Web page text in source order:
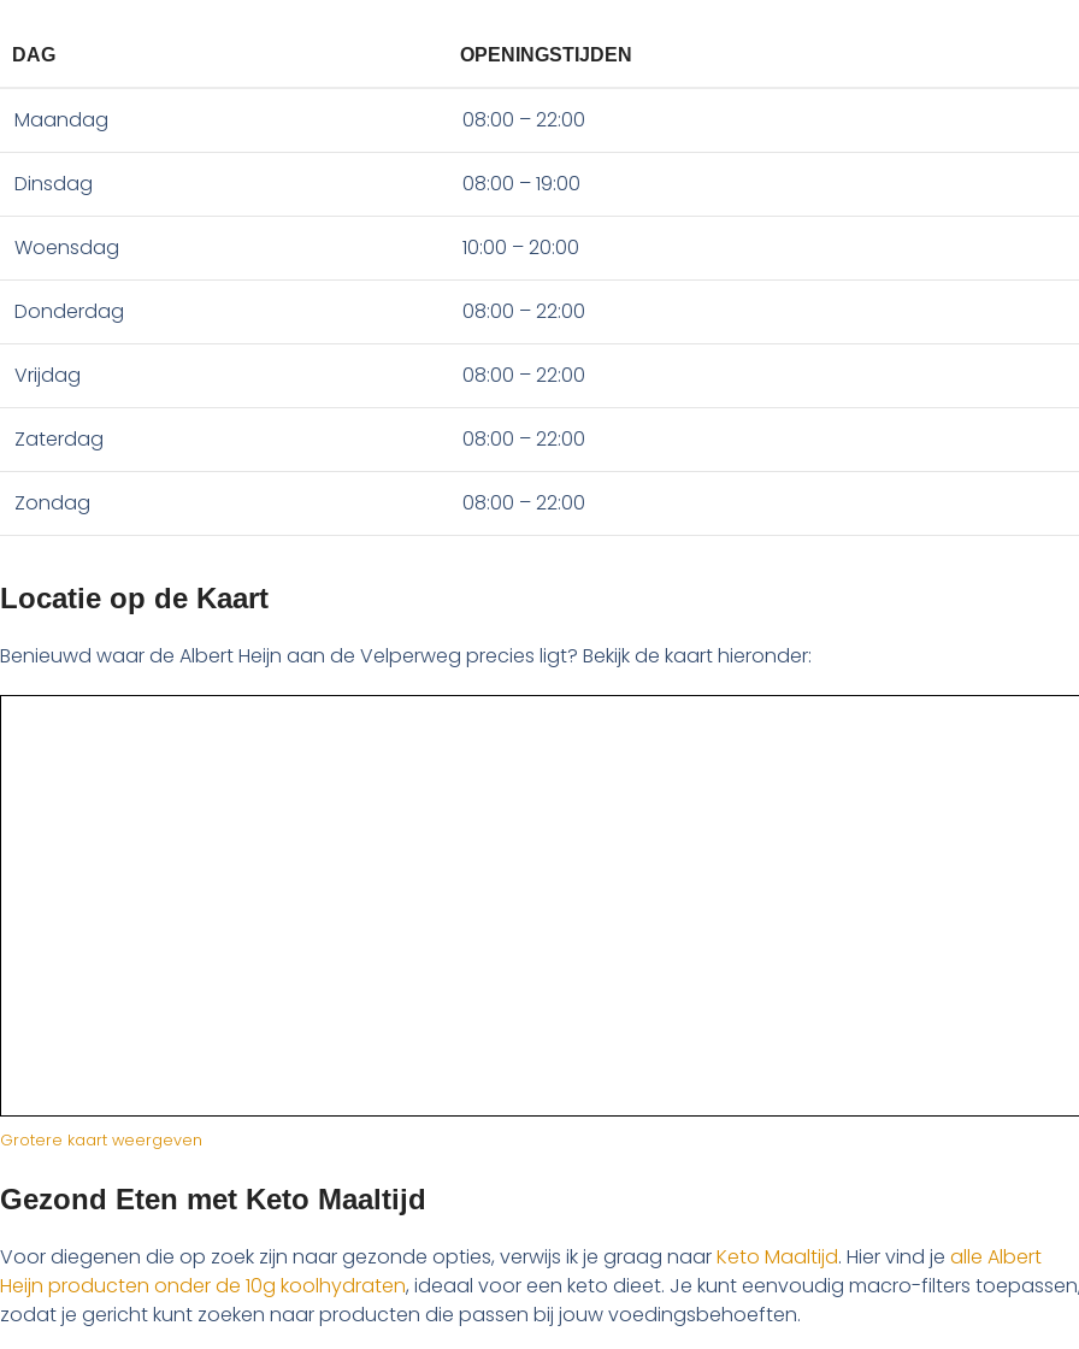
DAG OPENINGSTIJDEN
Maandag 08:00 – 22:00
Dinsdag 08:00 – 19:00
Woensdag 10:00 – 20:00
Donderdag 08:00 – 22:00
Vrijdag 08:00 – 22:00
Zaterdag 08:00 – 22:00
Zondag 08:00 – 22:00
Locatie op de Kaart
Benieuwd waar de Albert Heijn aan de Velperweg precies ligt? Bekijk de kaart hieronder:
Grotere kaart weergeven
Gezond Eten met Keto Maaltijd
Voor diegenen die op zoek zijn naar gezonde opties, verwijs ik je graag naarKeto Maaltijd. Hier vind je alle Albert
Heijn producten onder de 10g koolhydraten, ideaal voor een keto dieet. Je kunt eenvoudig macro-filters
zodat je gericht kunt zoeken naar producten die passen bij jouw voedingsbehoeften.